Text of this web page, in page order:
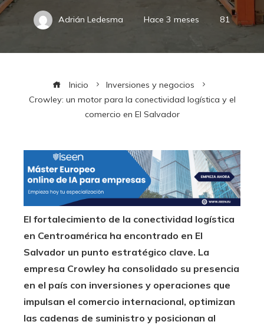
Adrián Ledesma Hace 3 meses 81
Inicio
Inversiones y negocios
Crowley: un motor para la conectividad logística y el
comercio en El Salvador
El fortalecimiento de la conectividad logística
en Centroamérica ha encontrado en El
Salvador un punto estratégico clave. La
empresa Crowley ha consolidado su presencia
en el país con inversiones y operaciones que
impulsan el comercio internacional, optimizan
las cadenas de suministro y posicionan al